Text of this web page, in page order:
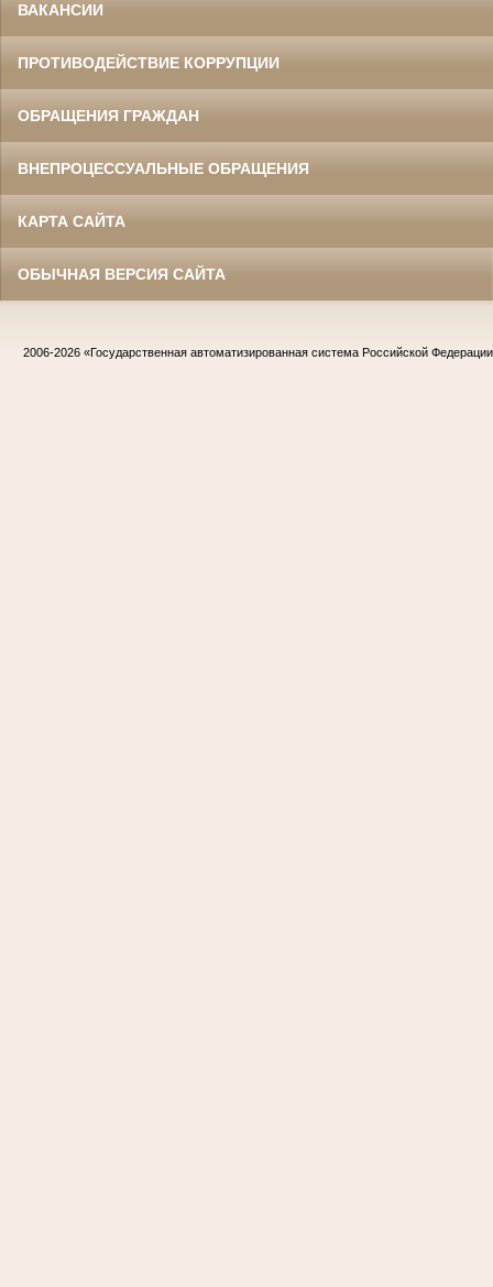
ВАКАНСИИ
ПРОТИВОДЕЙСТВИЕ КОРРУПЦИИ
ОБРАЩЕНИЯ ГРАЖДАН
ВНЕПРОЦЕССУАЛЬНЫЕ ОБРАЩЕНИЯ
КАРТА САЙТА
ОБЫЧНАЯ ВЕРСИЯ САЙТА
2006-2026 «Государственная автоматизированная система Российской